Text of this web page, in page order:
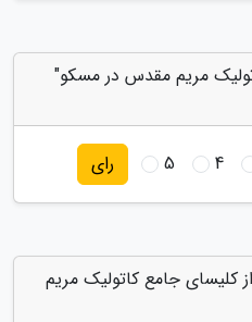
مریم مقدس در مسکو"
4
5 رای
کلیسای جامع کاتولیک مریم